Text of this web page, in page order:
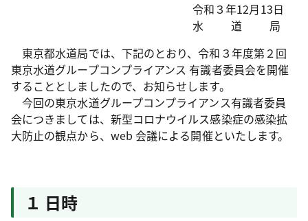
令和３年12月13日
水道局
東京都水道局では、下記のとおり、令和３年度第２回
東京水道グループコンプライアンス 有識者委員会を開催
することとしましたので、お知らせします。
今回の東京水道グループコンプライアンス有識者委員
会につきましては、新型コロナウイルス感染症の感染拡
大防止の観点から、web 会議による開催といたします。
１ 日時